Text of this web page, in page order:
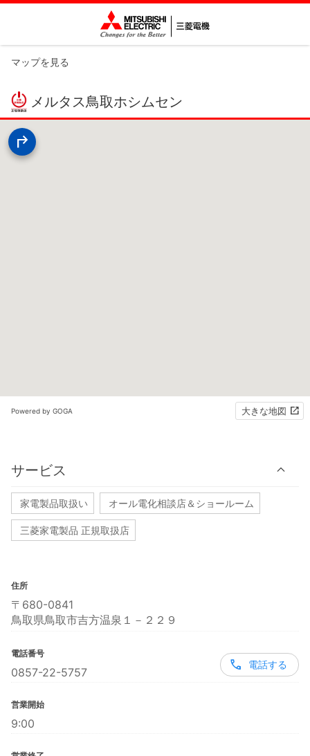
マップを見る
メルタス鳥取ホシムセン
Powered by GOGA 大きな地図
サービス
家電製品取扱い オール電化相談店＆ショールーム
三菱家電製品 正規取扱店
住所
〒680-0841
鳥取県鳥取市吉方温泉１－２２９
電話番号
0857-22-5757
電話する
営業開始
9:00